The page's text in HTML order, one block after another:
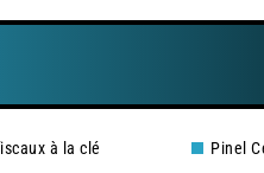
à la clé Pinel